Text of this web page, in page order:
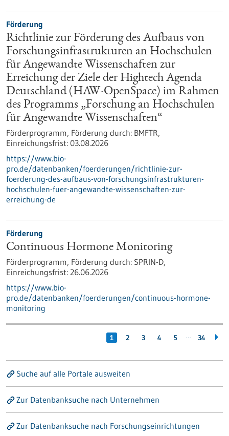
Förderung
Richtlinie zur Förderung des Aufbaus von
Forschungsinfrastrukturen an Hochschulen
für Angewandte Wissenschaften zur
Erreichung der Ziele der Hightech Agenda
Deutschland (HAW-OpenSpace) im Rahmen
des Programms „Forschung an Hochschulen
für Angewandte Wissenschaften“
Förderprogramm, Förderung durch: BMFTR,
Einreichungsfrist: 03.08.2026
https://www.bio-
pro.de/datenbanken/foerderungen/richtlinie-zur-
foerderung-des-aufbaus-von-forschungsinfrastrukturen-
hochschulen-fuer-angewandte-wissenschaften-zur-
erreichung-de
Förderung
Continuous Hormone Monitoring
Förderprogramm, Förderung durch: SPRIN-D,
Einreichungsfrist: 26.06.2026
https://www.bio-
pro.de/datenbanken/foerderungen/continuous-hormone-
monitoring
1 2 3 4 5 … 34
Suche auf alle Portale ausweiten
Zur Datenbanksuche nach Unternehmen
Zur Datenbanksuche nach Forschungseinrichtungen